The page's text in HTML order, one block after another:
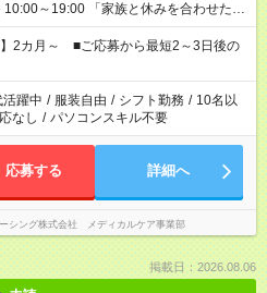
家族と休みを合わせた
い」 など、ご希望を教えてください
】2カ月～ ■ご応募から最短2～3日後の
躍中 / 服装自由 / シフト勤務 / 10名以
なし / パソコンスキル不要
応募する 詳細へ
シング株式会社 メディカルケア事業部
掲載日：2026.08.06